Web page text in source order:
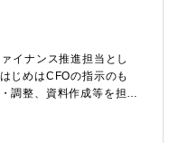
連結決算などの経験が積
われる裁量のあるポジシ
イナンス推進担当とし
じめはCFOの指示のも
調整、資料作成等を担当
と連携しながら組織・事